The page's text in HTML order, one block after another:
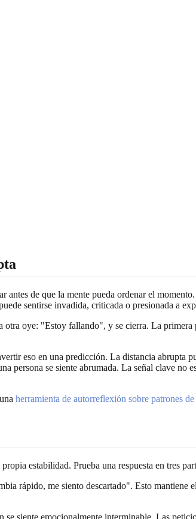
de que la mente pueda ordenar el
sentirse invadida, criticada o presionada a
oye: "Estoy fallando", y se cierra. La primera
eso en una predicción. La distancia abrupta
persona se siente abrumada. La señal clave no
herramienta de autorreflexión sobre patrones
estabilidad. Prueba una respuesta en tres
rápido, me siento descartado". Esto mantiene
siente emocionalmente interminable. Las